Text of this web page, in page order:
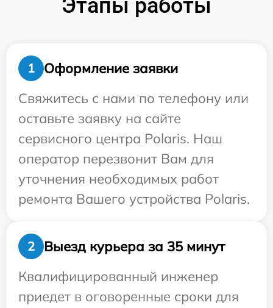
Этапы работы
1
Оформление заявки
Свяжитесь с нами по телефону или
оставьте заявку на сайте
сервисного центра Polaris. Наш
оператор перезвонит Вам для
уточнения необходимых работ
ремонта Вашего устройства Polaris.
2
Выезд курьера за 35 минут
Квалифицированный инженер
приедет в оговоренные сроки для